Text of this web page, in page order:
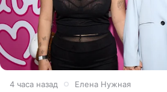
4 часа назад Елена Нужная